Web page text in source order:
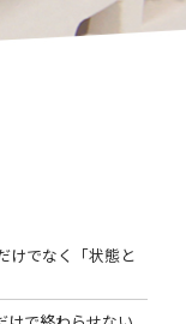
けでなく「状態と